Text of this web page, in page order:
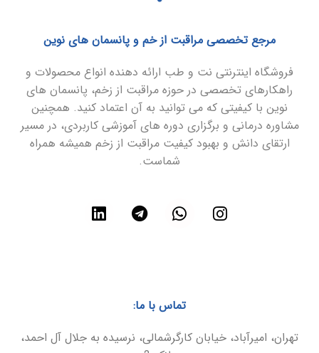
مرجع تخصصی مراقبت از خم و پانسمان های نوین
فروشگاه اینترنتی نت و طب ارائه دهنده انواع محصولات و
راهکارهای تخصصی در حوزه مراقبت از زخم، پانسمان های
نوین با کیفیتی که می توانید به آن اعتماد کنید. همچنین
مشاوره درمانی و برگزاری دوره های آموزشی کاربردی، در مسیر
ارتقای دانش و بهبود کیفیت مراقبت از زخم همیشه همراه
شماست.
تماس با ما:
تهران، امیرآباد، خیابان کارگرشمالی، نرسیده به جلال آل احمد،